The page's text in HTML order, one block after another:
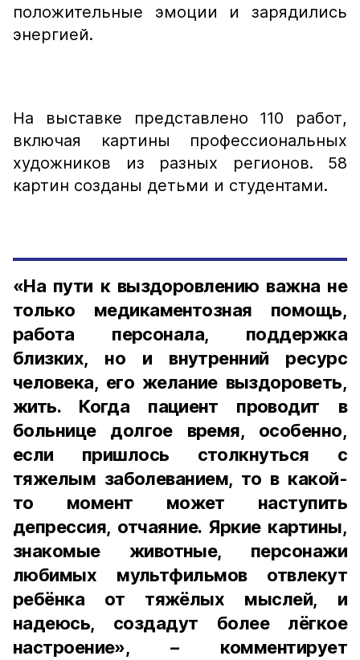
положительные эмоции и зарядились
энергией.
На выставке представлено 110 работ,
включая картины профессиональных
художников из разных регионов. 58
картин созданы детьми и студентами.
«На пути к выздоровлению важна не
только медикаментозная помощь,
работа персонала, поддержка
близких, но и внутренний ресурс
человека, его желание выздороветь,
жить. Когда пациент проводит в
больнице долгое время, особенно,
если пришлось столкнуться с
тяжелым заболеванием, то в какой-
то момент может наступить
депрессия, отчаяние. Яркие картины,
знакомые животные, персонажи
любимых мультфильмов отвлекут
ребёнка от тяжёлых мыслей, и
надеюсь, создадут более лёгкое
настроение», – комментирует